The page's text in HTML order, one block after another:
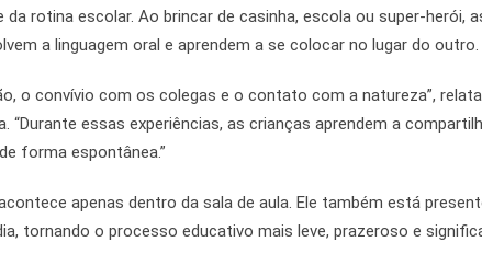
rotina escolar. Ao brincar de casinha, escola ou super-herói,
a linguagem oral e aprendem a se colocar no lugar do outro.
o convívio com os colegas e o contato com a natureza”,
essas experiências, as crianças aprendem a
forma espontânea.”
apenas dentro da sala de aula. Ele também está
tornando o processo educativo mais leve, prazeroso e